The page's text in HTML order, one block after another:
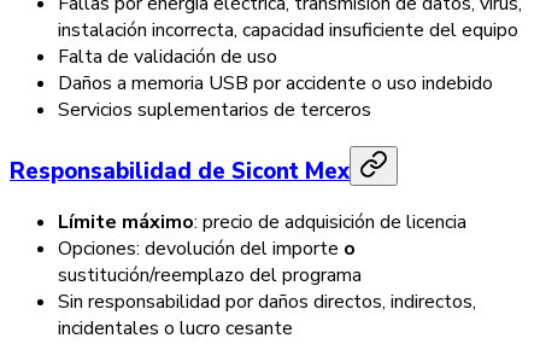
instalación incorrecta, capacidad insuficiente del equipo
Falta de validación de uso
Daños a memoria USB por accidente o uso indebido
Servicios suplementarios de terceros
Responsabilidad de Sicont Mex
Límite máximo: precio de adquisición de licencia
Opciones: devolución del importe o
sustitución/reemplazo del programa
Sin responsabilidad por daños directos, indirectos,
incidentales o lucro cesante